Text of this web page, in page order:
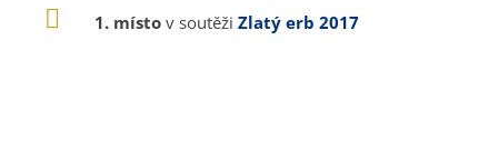
1. místo v soutěži Zlatý erb 2017